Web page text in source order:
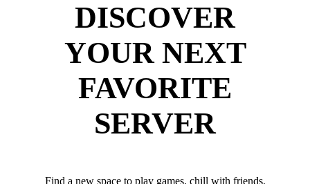
DISCOVER
YOUR NEXT
FAVORITE
SERVER
Find a new space to play games, chill with friends,